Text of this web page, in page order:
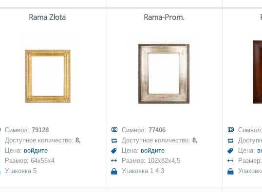
Rama Złota
Символ: 79128
Доступное количество: 8,
Цена: войдите
Размер: 64x55x4
Упаковка 5
Rama-Prom.
Символ: 77406
Доступное количество: 8,
Цена: войдите
Размер: 102x82x4,5
Упаковка 1 4 3
Символ:
Цена: